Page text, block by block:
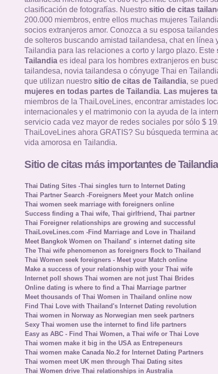
clasificación de fotografías. Nuestro sitio de citas
200.000 miembros, entre ellos muchas mujeres
socios extranjeros amor. Conozca a su esposa
de solteros buscando amistad tailandesa, chat en línea
Tailandia para las relaciones a corto y largo plazo. Este
Tailandiaes ideal para los hombres extranjeros en
tailandesa, novia tailandesa o cónyuge Thai en
que utilizan nuestro sitio de citas de Tailandia, se
mujeres en todas partes de Tailandia. Las mujeres
miembros de la ThaiLoveLines, encontrar amistades
internacionales y el matrimonio con la ayuda de la
servicio cada vez mayor de redes sociales por sólo $
ThaiLoveLines ahora GRATIS? Su búsqueda termina
vida amorosa en Tailandia.
Sitio de citas más importantes de
Thai Dating Sites -Thai singles turn to Internet Dating
Thai Partner Search -Foreigners Meet your Match online
Thai women seek marriage with foreigners online
Success finding a Thai wife, Thai girlfriend, Thai partner
Thai Foreigner relationships are growing and successful
ThaiLoveLines.com -Find Marriage and Love in Thailand
Meet Bangkok Women on Thailand' s internet dating site
The Thai wife phenomenon as foreigners flock to Thailand
Thai Women seek foreigners - Meet your Match online
Make a success of your relationship with your Thai wife
Internet poll shows Thai women are not just Thai Brides
Online dating is where to find a Thai Marriage partner
Meet thousands of Thai Women in Thailand online now
Find Thai Love with Thailand's Internet Dating revolution
Thai women in Norway as Norwegian men seek partners
Sexy Thai women use the internet to find life partners
Easy as ABC - Find Thai Women, a Thai wife or Thai Love
Thai women make it big in the USA as Entrepeneurs
Thai women make Canada No.2 for Internet Dating Partners
Thai women meet UK men through Thai Dating sites
Thai Women drive Thai relationships in Australia